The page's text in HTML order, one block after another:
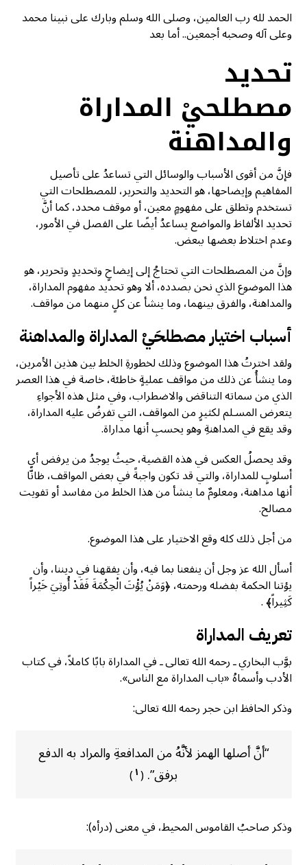
الحمد لله رب العالمين، وصلى الله وسلم وبارك على نبينا محمد
وعلى آله وصحبه أجمعين.. أما بعد
تحديد
مصطلحيْ المداراة
والمداهنة
فإنَّ من أقوى الأسباب والوسائل التي تساعدُ على تأصيل
المفاهيم وإيضاحها، هو التحديد والتحرير، للمصطلحات التي
تستخدم وتطلق على مفهومٍ معين، أو موقف محدد، كما أنَّ
تحديد الألفاظ والمواضع يساعدُ أيضًا على الفصل في الأمور،
وعدم اختلاط بعضها ببعض.
وإنَّ من المصطلحات التي تحتاجُ إلى إيضاحٍ وتحديدٍ وتحرير، هو
هذا الموضوع الذي نحن بصدده، ألا وهو تحديد مفهوم المداراة،
والمداهنة، والفرق بينهما، وما ينشأ عن كلٍ منهما من مواقف.
أسباب اختيار مصطلحَيْ المداراة والمداهنة
ولقد اخترتُ هذا الموضوع وذلك لخطورةِ الخلط بين هذين الأمرين،
وما ينشأُ عن ذلك من مواقف عمليةٍ خاطئة، خاصة في هذا العصر
الذي من سماته التناقض والاضطراب، وفي مثل هذه الأجواءِ
يتعرض المسـلم لكثيرٍ من المواقف، التي تفرضُ عليه المداراة،
وقد يقع في المداهنةِ وهو يحسبِ أنها مداراة.
وقد يحصلُ العكس في هذه القضية، حيثُ يوجدُ من يرفض أي
أسلوبٍ للمداراة، والتي قد تكون واجبةً في بعض المواقف، ظانًّا
أنها مداهنة، ومعلومٌ ما ينشأ من هذا الخلط من مفاسد أو تفويت
مصالح.
من أجل ذلك كله وقع الاختيار على هذا الموضوع.
أسأل الله عز وجل أن ينفعنا بما فيه، وأن يفقهنا في ديننا، وأن
يؤتنا الحكمة بفضله ورحمته، ﴿وَمَنْ يُؤْتَ الْحِكْمَةَ فَقَدْ أُوتِيَ خَيْراً
كَثِيراً﴾ .
تعريف المداراة
بوَّب البخاري ـ رحمه الله تعالى ـ في المداراة بابًا كاملاً، في كتاب
الأدب وأسماهُ «باب المداراة مع الناس».
وذكر الحافظ ابن حجر رحمه الله تعالى:
“أنَّ أصلها الهمز لأنَّهُ من المدافعةِ والمراد به الدفع
برفق”.(١)
وذكر صاحبُ القاموس المحيط، في معنى (درأه):